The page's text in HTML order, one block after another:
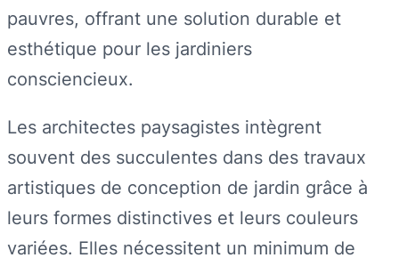
pauvres, offrant une solution durable et
esthétique pour les jardiniers
consciencieux.
Les architectes paysagistes intègrent
souvent des succulentes dans des travaux
artistiques de conception de jardin grâce à
leurs formes distinctives et leurs couleurs
variées. Elles nécessitent un minimum de